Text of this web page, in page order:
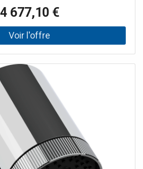
installation au plafond éclairage
des bandes lumineuses séparées
fil blanche, librement positionnable
12V (certifié CE) Effet
l/min à 3 bar Pulvérisation d'environ
environ 17 l/min à 3 bar Acier
poli en surface
4 677,10 €